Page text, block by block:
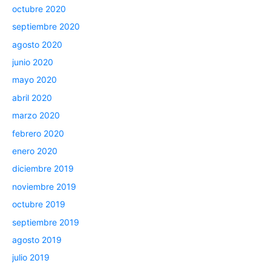
octubre 2020
septiembre 2020
agosto 2020
junio 2020
mayo 2020
abril 2020
marzo 2020
febrero 2020
enero 2020
diciembre 2019
noviembre 2019
octubre 2019
septiembre 2019
agosto 2019
julio 2019